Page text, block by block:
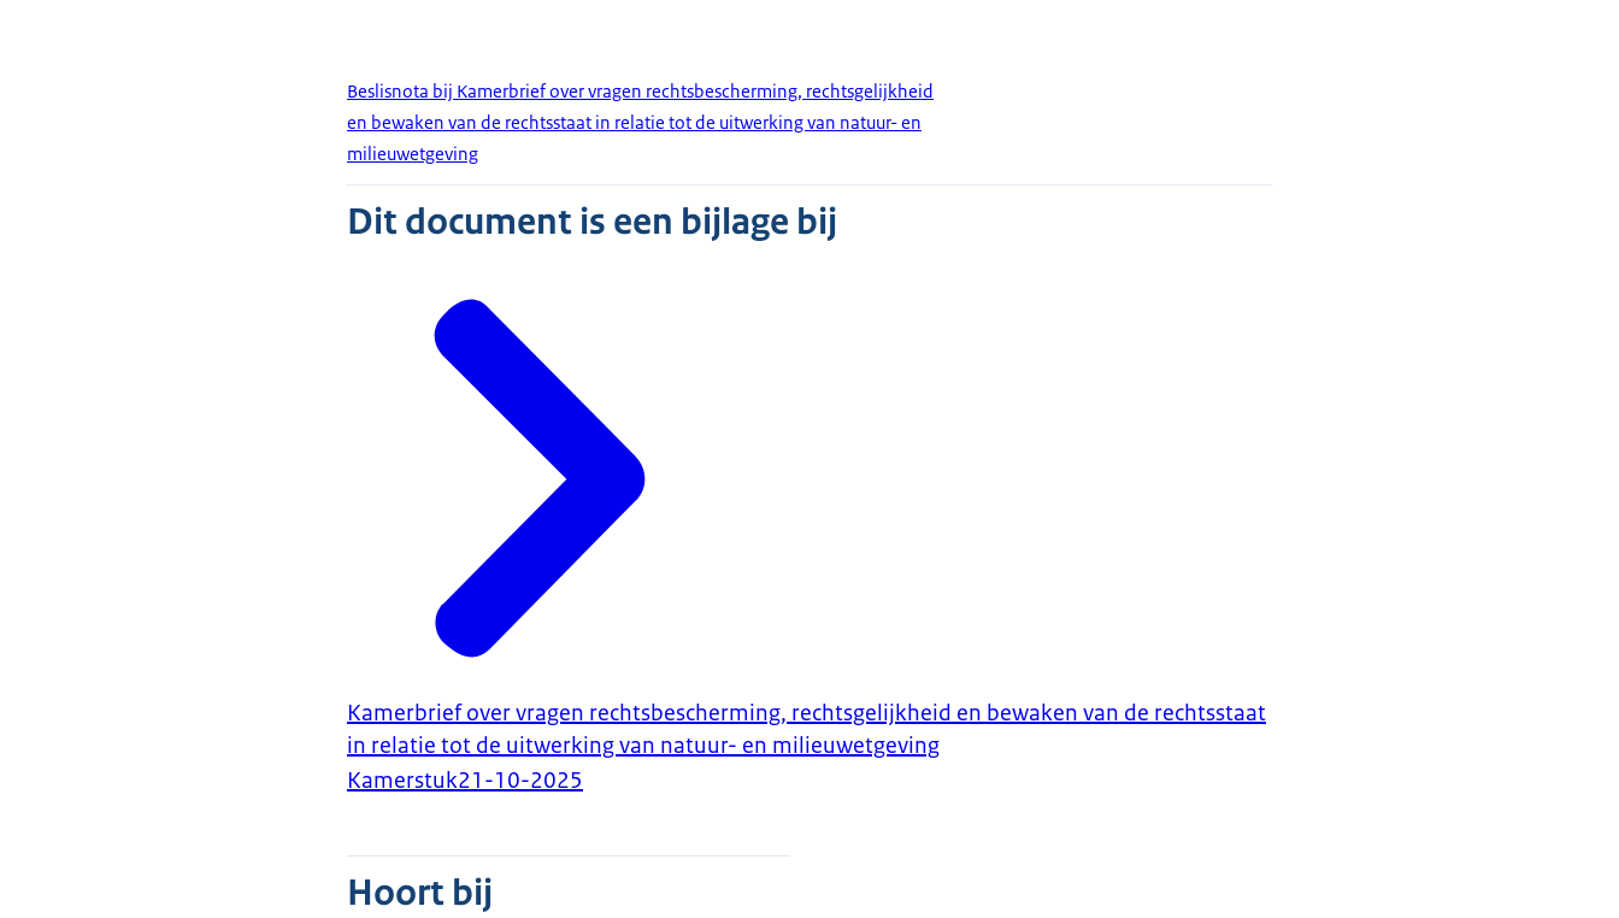
Beslisnota bij Kamerbrief over vragen rechtsbescherming, rechtsgelijkheid
en bewaken van de rechtsstaat in relatie tot de uitwerking van natuur- en
milieuwetgeving
Dit document is een bijlage bij
Kamerbrief over vragen rechtsbescherming, rechtsgelijkheid en bewaken van de rechtsstaat
in relatie tot de uitwerking van natuur- en milieuwetgeving
Kamerstuk21-10-2025
Hoort bij